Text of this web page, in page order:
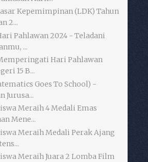
Kepemimpinan (LDK) Tahun
2...
Pahlawan 2024 - Teladani
...
Hari Pahlawan
15 B...
Goes To School) -
Jurusa...
Meraih 4 Medali Emas
Mene...
Meraih Medali Perak Ajang
Meraih Juara 2 Lomba Film